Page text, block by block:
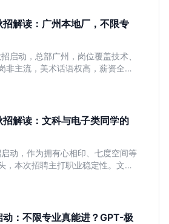
解读：广州本地厂，不限专
启动，总部广州，岗位覆盖技术、
非主流，美术话语权高，薪资全面
目全流程的应届生，追求大厂光环
解读：文科与电子类同学的
动，作为拥有心相印、七度空间等
，本次招聘主打职业稳定性。文章
，明确文商科主攻品牌营销、理工
：不限专业真能进？GPT-极